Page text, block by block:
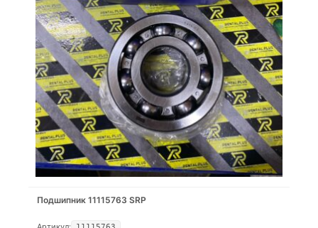
Подшипник 11115763 SRP